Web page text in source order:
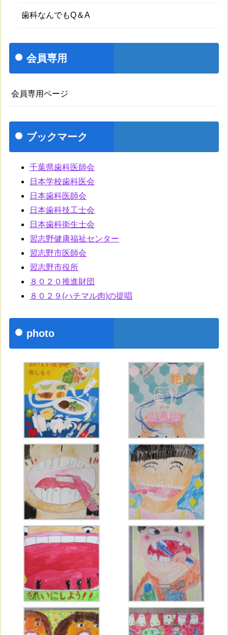
歯科なんでもQ＆A
会員専用
会員専用ページ
ブックマーク
千葉県歯科医師会
日本学校歯科医会
日本歯科医師会
日本歯科技工士会
日本歯科衛生士会
習志野健康福祉センター
習志野市医師会
習志野市役所
８０２０推進財団
８０２９(ハチマル肉)の提唱
photo